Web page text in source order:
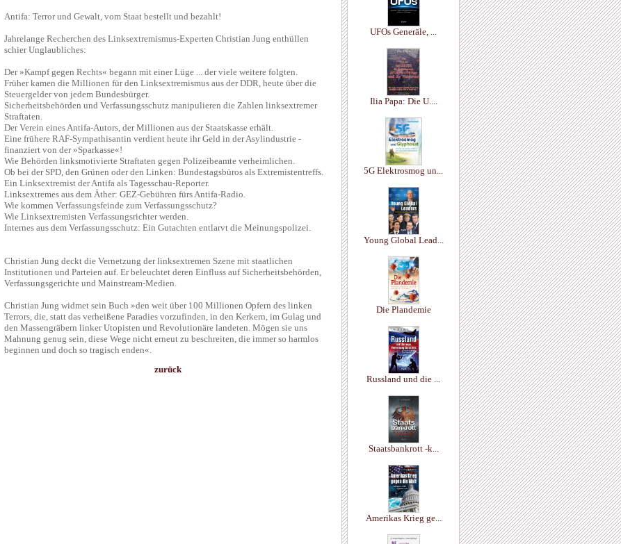
Antifa: Terror und Gewalt, vom Staat bestellt und bezahlt!
Jahrelange Recherchen des Linksextremismus-Experten Christian Jung enthüllen
schier Unglaubliches:
Der »Kampf gegen Rechts« begann mit einer Lüge ... der viele weitere folgten.
Früher kamen die Millionen für den Linksextremismus aus der DDR, heute über die
Steuergelder von jedem Bundesbürger.
Sicherheitsbehörden und Verfassungsschutz manipulieren die Zahlen linksextremer
Straftaten.
Der Verein eines Antifa-Autors, der Millionen aus der Staatskasse erhält.
Eine frühere RAF-Sympathisantin verdient heute ihr Geld in der Asylindustrie -
finanziert von der »Sparkasse«!
Wie Behörden linksmotivierte Straftaten gegen Polizeibeamte verheimlichen.
Ob bei der SPD, den Grünen oder den Linken: Bundestagsbüros als Extremistentreffs.
Ein Linksextremist der Antifa als Tagesschau-Reporter.
Linksextremes aus dem Äther: GEZ-Gebühren fürs Antifa-Radio.
Wie kommen Verfassungsfeinde zum Verfassungsschutz?
Wie Linksextremisten Verfassungsrichter werden.
Internes aus dem Verfassungsschutz: Ein Gutachten entlarvt die Meinungspolizei.
Christian Jung deckt die Vernetzung der linksextremen Szene mit staatlichen
Institutionen und Parteien auf. Er beleuchtet deren Einfluss auf Sicherheitsbehörden,
Verfassungsgerichte und Mainstream-Medien.
Christian Jung widmet sein Buch »den weit über 100 Millionen Opfern des linken
Terrors, die, statt das verheißene Paradies vorzufinden, in den Kerkern, im Gulag und
den Massengräbern linker Utopisten und Revolutionäre landeten. Mögen sie uns
Mahnung genug sein, diese Wege nicht erneut zu beschreiten, die immer so harmlos
beginnen und doch so tragisch enden«.
zurück
UFOs Generäle, ...
Ilia Papa: Die U....
5G Elektrosmog un...
Young Global Lead...
Die Plandemie
Russland und die ...
Staatsbankrott -k...
Amerikas Krieg ge...